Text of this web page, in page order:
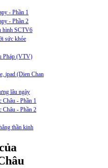
- Phần 1
- Phần 2
hình SCTV6
sức khỏe
Pháp (VTV)
ipad (Dien Chan
lâu ngày
Châu - Phần 1
Châu - Phần 2
thần kinh